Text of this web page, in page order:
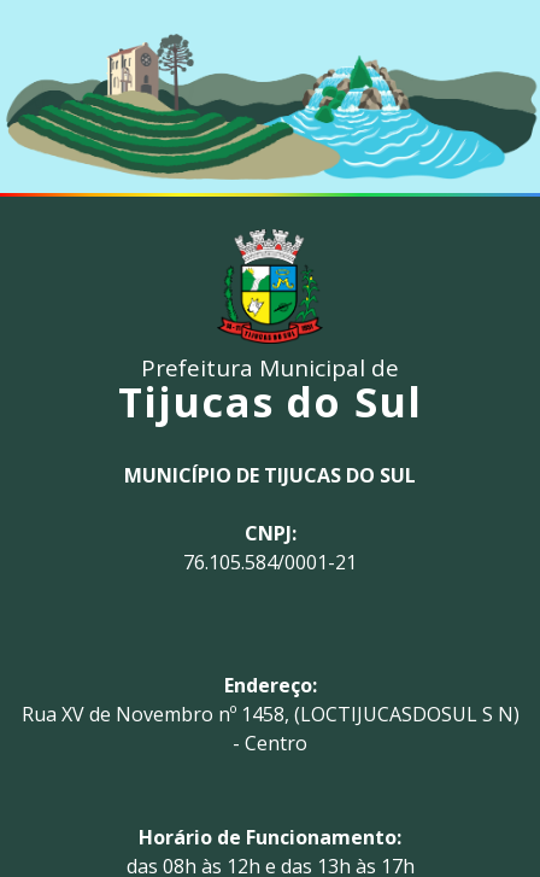
Prefeitura Municipal de
Tijucas do Sul
MUNICÍPIO DE TIJUCAS DO SUL
CNPJ:
76.105.584/0001-21
Endereço:
Rua XV de Novembro nº 1458, (LOCTIJUCASDOSUL S N)
- Centro
Horário de Funcionamento:
das 08h às 12h e das 13h às 17h